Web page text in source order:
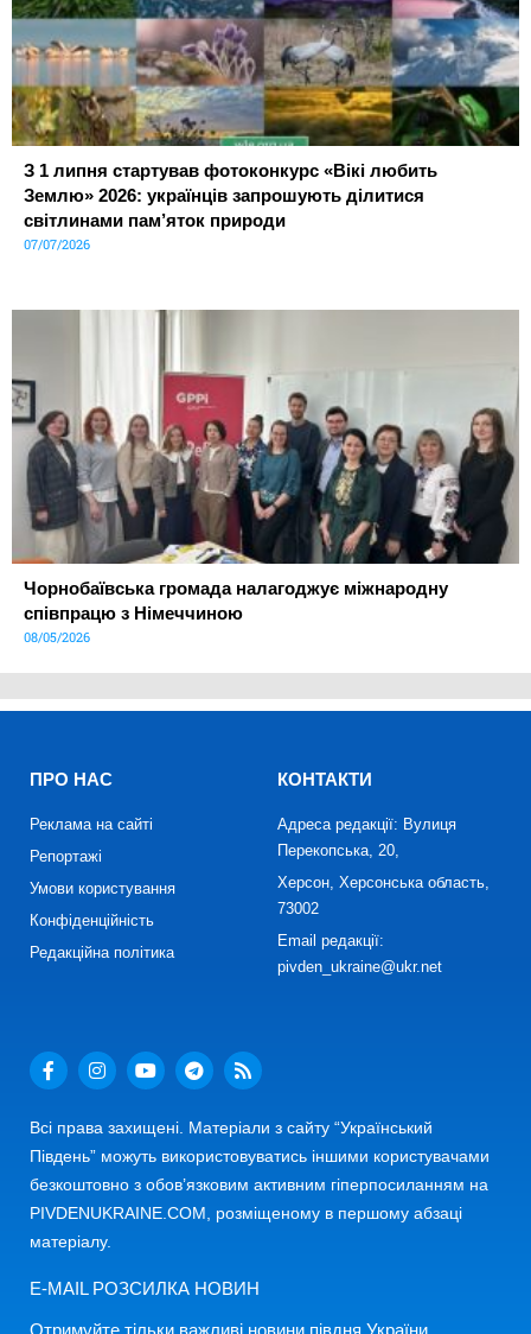
З 1 липня стартував фотоконкурс «Вікі любить
Землю» 2026: українців запрошують ділитися
світлинами пам’яток природи
07/07/2026
Чорнобаївська громада налагоджує міжнародну
співпрацю з Німеччиною
08/05/2026
ПРО НАС
Реклама на сайті
Репортажі
Умови користування
Конфіденційність
Редакційна політика
КОНТАКТИ
Адреса редакції: Вулиця
Перекопська, 20,
Херсон, Херсонська область,
73002
Email редакції:
pivden_ukraine@ukr.net
Всі права захищені. Матеріали з сайту “Український
Південь” можуть використовуватись іншими користувачами
безкоштовно з обов’язковим активним гіперпосиланням на
PIVDENUKRAINE.COM, розміщеному в першому абзаці
матеріалу.
E-MAIL РОЗСИЛКА НОВИН